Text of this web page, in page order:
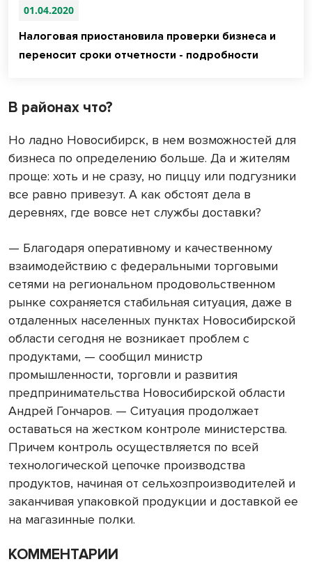
01.04.2020
Налоговая приостановила проверки бизнеса и
переносит сроки отчетности - подробности
В районах что?
Но ладно Новосибирск, в нем возможностей для
бизнеса по определению больше. Да и жителям
проще: хоть и не сразу, но пиццу или подгузники
все равно привезут. А как обстоят дела в
деревнях, где вовсе нет службы доставки?
— Благодаря оперативному и качественному
взаимодействию с федеральными торговыми
сетями на региональном продовольственном
рынке сохраняется стабильная ситуация, даже в
отдаленных населенных пунктах Новосибирской
области сегодня не возникает проблем с
продуктами, — сообщил министр
промышленности, торговли и развития
предпринимательства Новосибирской области
Андрей Гончаров. — Ситуация продолжает
оставаться на жестком контроле министерства.
Причем контроль осуществляется по всей
технологической цепочке производства
продуктов, начиная от сельхозпроизводителей и
заканчивая упаковкой продукции и доставкой ее
на магазинные полки.
КОММЕНТАРИИ